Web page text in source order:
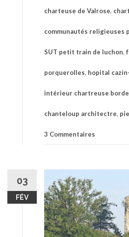
charteuse de Valrose,
communautés religieuses
SUT petit train de luchon,
porquerolles, hopital
intérieur chartreuse
chanteloup architectre,
3 Commentaires
03
FÉV